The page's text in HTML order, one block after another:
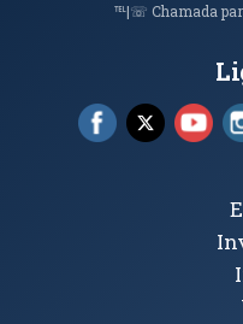
℡|☏ Chamada
Facebook
X (abre
Tópicos